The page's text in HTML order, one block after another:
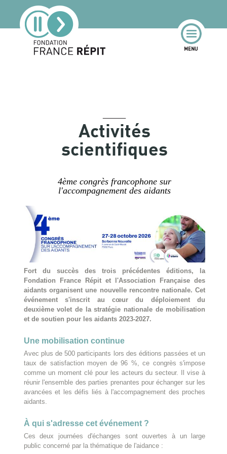
Activités
scientifiques
4ème congrès francophone sur
l'accompagnement des aidants
Fort du succès des trois précédentes éditions, la
Fondation France Répit et l'Association Française des
aidants organisent une nouvelle rencontre nationale. Cet
événement s'inscrit au cœur du déploiement du
deuxième volet de la stratégie nationale de mobilisation
et de soutien pour les aidants 2023-2027.
Une mobilisation continue
Avec plus de 500 participants lors des éditions passées et un
taux de satisfaction moyen de 96 %, ce congrès s'impose
comme un moment clé pour les acteurs du secteur. Il vise à
réunir l'ensemble des parties prenantes pour échanger sur les
avancées et les défis liés à l'accompagnement des proches
aidants.
À qui s'adresse cet événement ?
Ces deux journées d'échanges sont ouvertes à un large
public concerné par la thématique de l'aidance :